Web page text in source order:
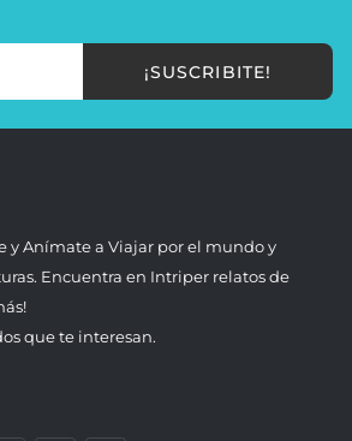
¡SUSCRIBITE!
y Anímate a Viajar por el mundo y
Encuentra en Intriper relatos de
que te interesan.